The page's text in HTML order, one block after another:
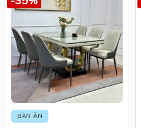
BÀN ĂN